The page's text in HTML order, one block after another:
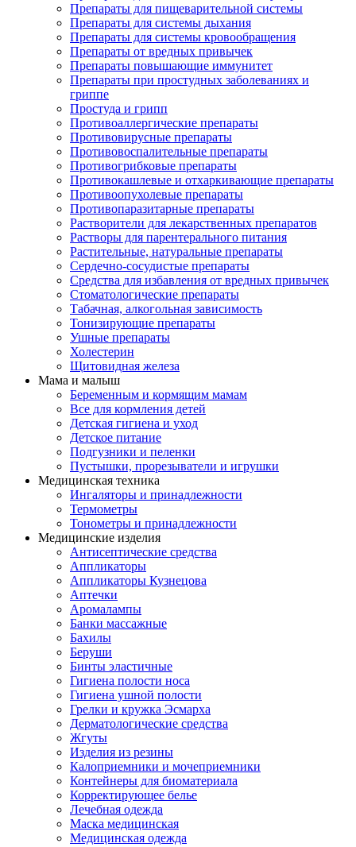
Препараты для пищеварительной системы
Препараты для системы дыхания
Препараты для системы кровообращения
Препараты от вредных привычек
Препараты повышающие иммунитет
Препараты при простудных заболеваниях и
гриппе
Простуда и грипп
Противоаллергические препараты
Противовирусные препараты
Противовоспалительные препараты
Противогрибковые препараты
Противокашлевые и отхаркивающие препараты
Противоопухолевые препараты
Противопаразитарные препараты
Растворители для лекарственных препаратов
Растворы для парентерального питания
Растительные, натуральные препараты
Сердечно-сосудистые препараты
Средства для избавления от вредных привычек
Стоматологические препараты
Табачная, алкогольная зависимость
Тонизирующие препараты
Ушные препараты
Холестерин
Щитовидная железа
Мама и малыш
Беременным и кормящим мамам
Все для кормления детей
Детская гигиена и уход
Детское питание
Подгузники и пеленки
Пустышки, прорезыватели и игрушки
Медицинская техника
Ингаляторы и принадлежности
Термометры
Тонометры и принадлежности
Медицинские изделия
Антисептические средства
Аппликаторы
Аппликаторы Кузнецова
Аптечки
Аромалампы
Банки массажные
Бахилы
Беруши
Бинты эластичные
Гигиена полости носа
Гигиена ушной полости
Грелки и кружка Эсмарха
Дерматологические средства
Жгуты
Изделия из резины
Калоприемники и мочеприемники
Контейнеры для биоматериала
Корректирующее белье
Лечебная одежда
Маска медицинская
Медицинская одежда